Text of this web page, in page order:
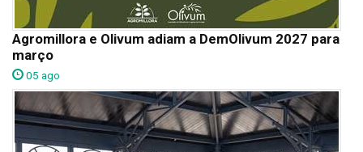
Agromillora e Olivum adiam a DemOlivum 2027 para
março
05 ago